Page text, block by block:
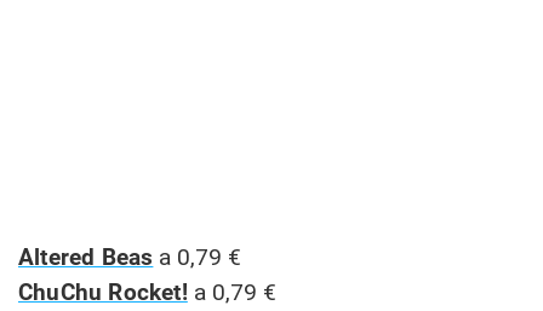
Altered Beas a 0,79 €
ChuChu Rocket! a 0,79 €